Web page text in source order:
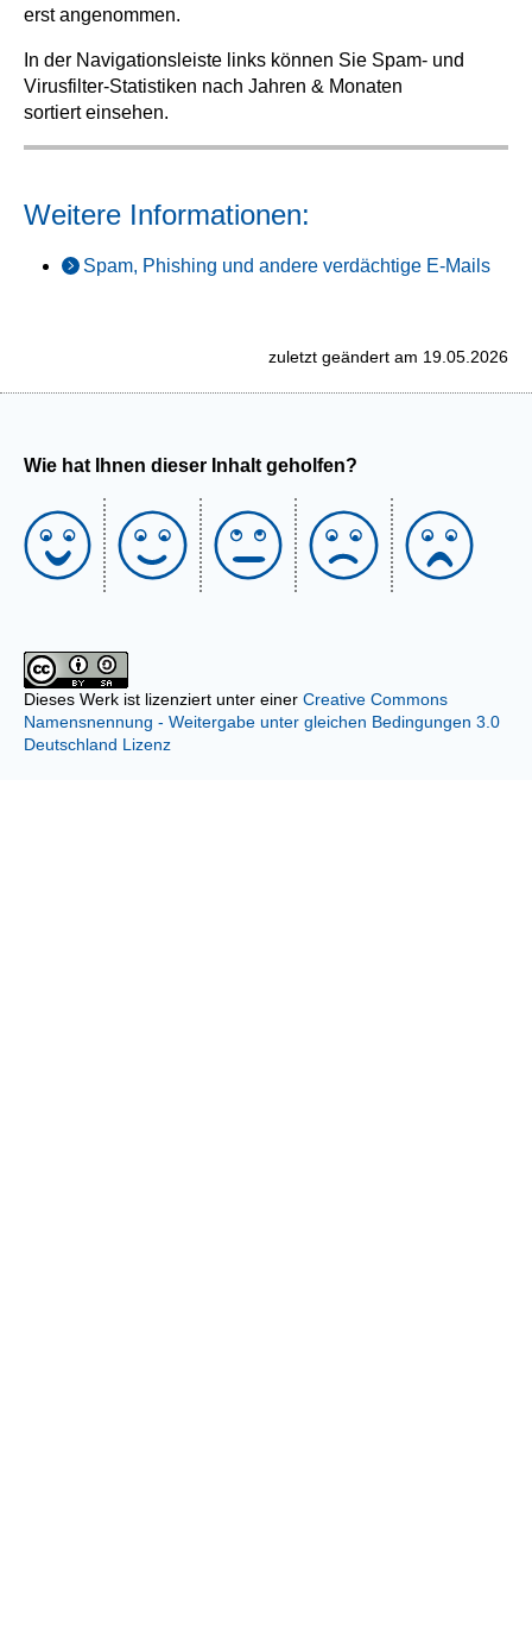
erst angenommen.
In der Navigationsleiste links können Sie Spam- und
Virusfilter-Statistiken nach Jahren & Monaten
sortiert einsehen.
Weitere Informationen:
Spam, Phishing und andere verdächtige E-Mails
zuletzt geändert am 19.05.2026
Wie hat Ihnen dieser Inhalt geholfen?
Dieses Werk ist lizenziert unter einer Creative Commons
Namensnennung - Weitergabe unter gleichen Bedingungen 3.0
Deutschland Lizenz